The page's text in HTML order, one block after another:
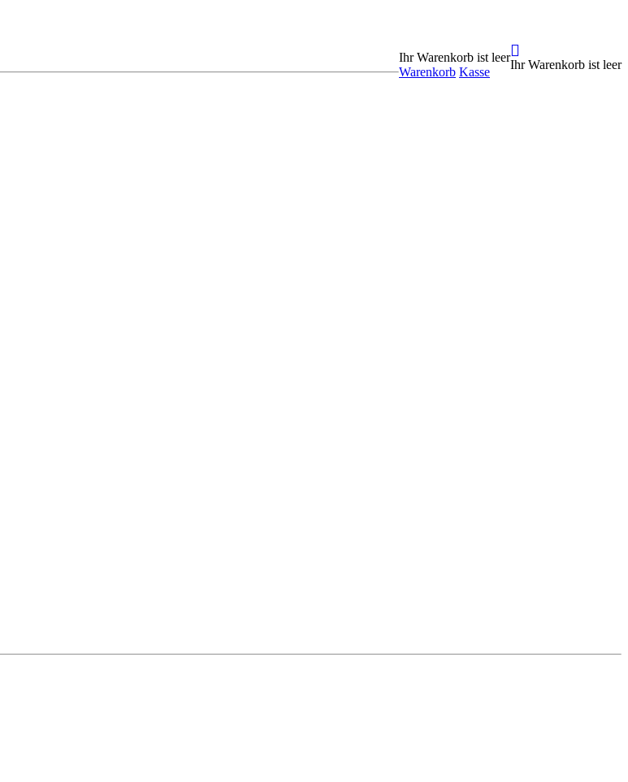
Ihr Warenkorb ist leer
Warenkorb Kasse
Ihr Warenkorb ist leer